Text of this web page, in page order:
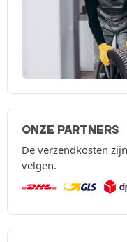
ONZE PARTNERS
De verzendkosten
velgen.